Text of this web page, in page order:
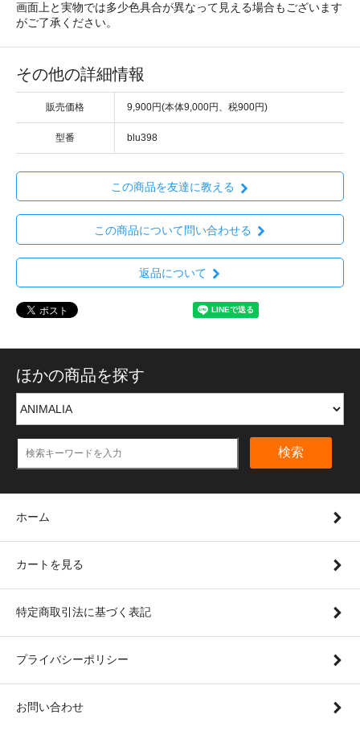
画面上と実物では多少色具合が異なって見える場合もございます
がご了承ください。
その他の詳細情報
販売価格 9,900円(本体9,000円、税900円)
型番 blu398
この商品を友達に教える
この商品について問い合わせる
返品について
ほかの商品を探す
検索
ホーム
カートを見る
特定商取引法に基づく表記
プライバシーポリシー
お問い合わせ